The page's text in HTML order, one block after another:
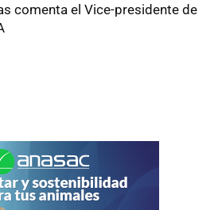
comenta el Vice-presidente de